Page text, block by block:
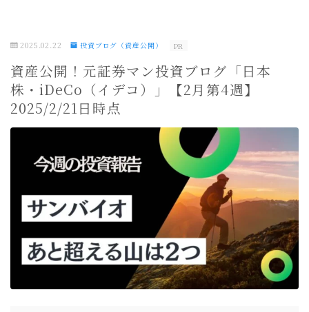
2025.02.22 投資ブログ（資産公開） PR
資産公開！元証券マン投資ブログ「日本
株・iDeCo（イデコ）」【2月第4週】
2025/2/21日時点